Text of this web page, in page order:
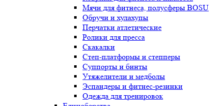
Мячи для фитнеса, полусферы BOSU
Обручи и хулахупы
Перчатки атлетические
Ролики для пресса
Скакалки
Степ-платформы и степперы
Суппорты и бинты
Утяжелители и медболы
Эспандеры и фитнес-резинки
Одежда для тренировок